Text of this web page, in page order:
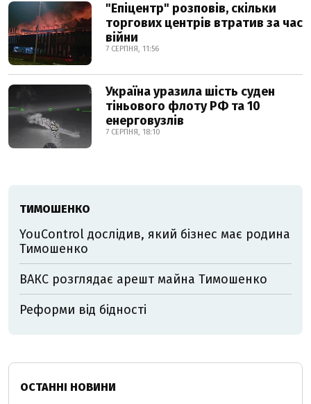
"Епіцентр" розповів, скільки
торгових центрів втратив за час
війни
7 СЕРПНЯ, 11:56
Україна уразила шість суден
тіньового флоту РФ та 10
енерговузлів
7 СЕРПНЯ, 18:10
ТИМОШЕНКО
YouControl дослідив, який бізнес має родина
Тимошенко
ВАКС розглядає арешт майна Тимошенко
Реформи від бідності
ОСТАННІ НОВИНИ